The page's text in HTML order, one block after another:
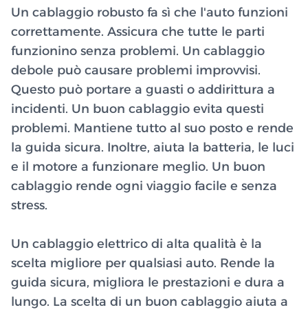
Un cablaggio robusto fa sì che l'auto funzioni
correttamente. Assicura che tutte le parti
funzionino senza problemi. Un cablaggio
debole può causare problemi improvvisi.
Questo può portare a guasti o addirittura a
incidenti. Un buon cablaggio evita questi
problemi. Mantiene tutto al suo posto e rende
la guida sicura. Inoltre, aiuta la batteria, le luci
e il motore a funzionare meglio. Un buon
cablaggio rende ogni viaggio facile e senza
stress.
Un cablaggio elettrico di alta qualità è la
scelta migliore per qualsiasi auto. Rende la
guida sicura, migliora le prestazioni e dura a
lungo. La scelta di un buon cablaggio aiuta a